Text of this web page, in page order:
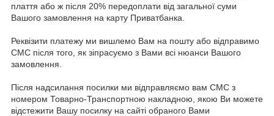
плаття або ж після 20% передоплати від загальної суми
Вашого замовлення на карту Приватбанка.
Реквізити платежу ми вишлемо Вам на пошту або відправимо
СМС після того, як зіпрасуємо з Вами всі нюанси Вашого
замовлення.
Після надсилання посилки ми відправляємо вам СМС з
номером Товарно-Транспортною накладною, якою Ви можете
відстежити Вашу посилку на сайті обраного Вами